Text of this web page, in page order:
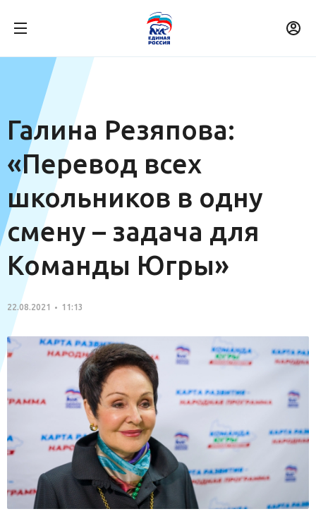
Галина Резяпова:
«Перевод всех
школьников в одну
смену – задача для
Команды Югры»
22.08.2021 11:13